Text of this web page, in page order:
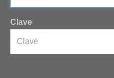
Clave